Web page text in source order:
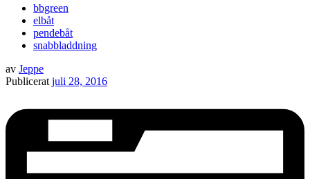
bbgreen
elbåt
pendebåt
snabbladdning
av Jeppe
Publicerat juli 28, 2016